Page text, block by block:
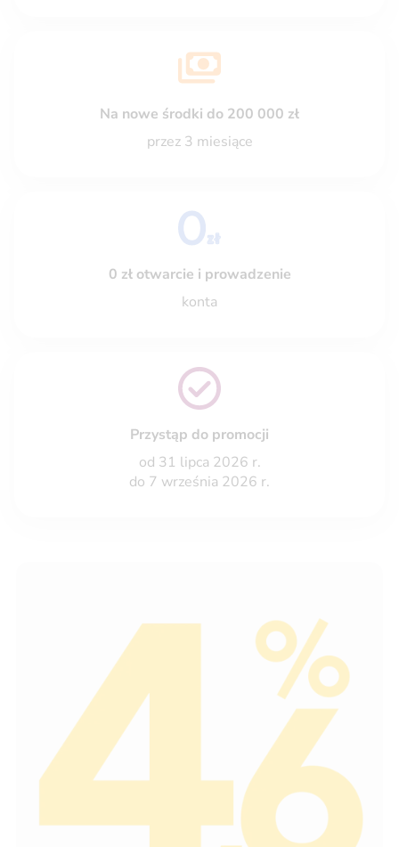
Na nowe środki do 200 000 zł
przez 3 miesiące
0 zł otwarcie i prowadzenie
konta
Przystąp do promocji
od 31 lipca 2026 r.
do 7 września 2026 r.